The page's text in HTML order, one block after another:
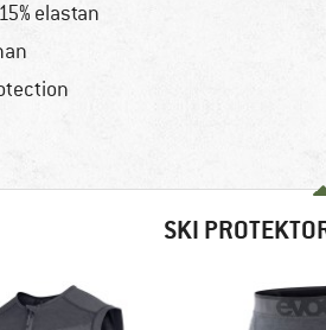
elastan
SKI